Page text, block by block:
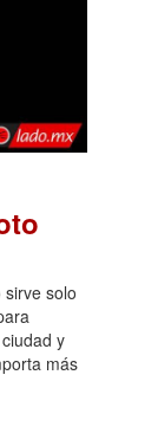
solo
y
más